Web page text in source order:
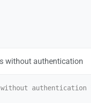
without authentication
authentication